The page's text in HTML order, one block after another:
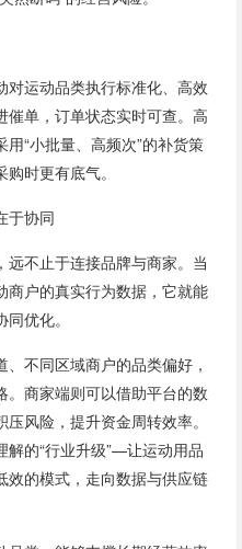
对运动品类执行标准化、高效
单，订单状态实时可查。高
“小批量、高频次”的补货策
时更有底气。
于协同
不止于连接品牌与商家。当
商户的真实行为数据，它就能
优化。
不同区域商户的品类偏好，
。商家端则可以借助平台的数
风险，提升资金周转效率。
解的“行业升级”—让运动用品
效的模式，走向数据与供应链